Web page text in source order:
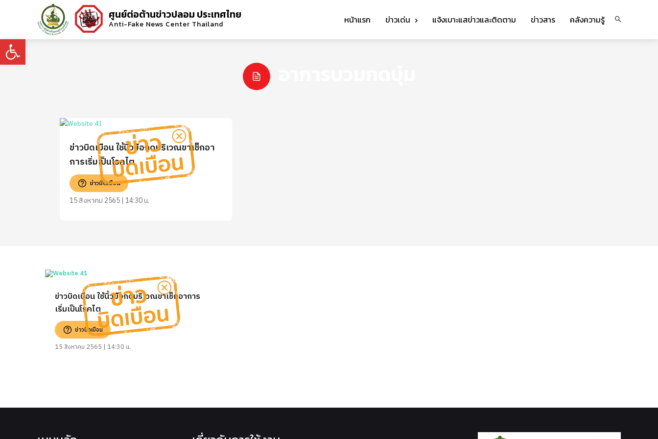
Open toolbar
ศูนย์ต่อต้านข่าวปลอม ประเทศไทย
Anti-Fake News Center Thailand หน้าแรก ข่าวเด่น แจ้งเบาะแสข่าวและติดตาม ข่าวสาร คลังความรู้
ข่าวบิดเบือน ใช้นิ้วมือกดบริเวณขาเช็กอา
การเริ่มเป็นโรคไต
ข่าวบิดเบือน
15 สิงหาคม 2565 | 14:30 น.
ข่าวบิดเบือน ใช้นิ้วมือกดบริเวณขาเช็กอาการ
เริ่มเป็นโรคไต
ข่าวบิดเบือน
15 สิงหาคม 2565 | 14:30 น.